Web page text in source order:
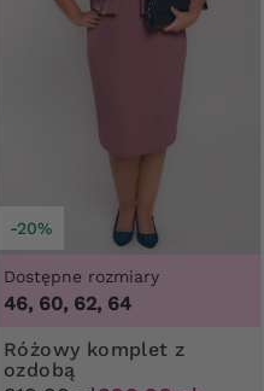
-20%
Dostępne rozmiary
46, 60, 62, 64
Różowy komplet z
ozdobą